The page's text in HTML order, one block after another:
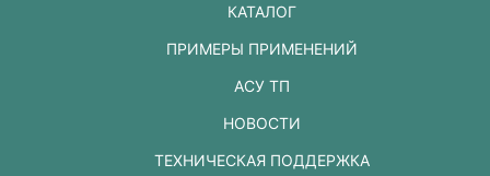
КАТАЛОГ
ПРИМЕРЫ ПРИМЕНЕНИЙ
АСУ ТП
НОВОСТИ
ТЕХНИЧЕСКАЯ ПОДДЕРЖКА